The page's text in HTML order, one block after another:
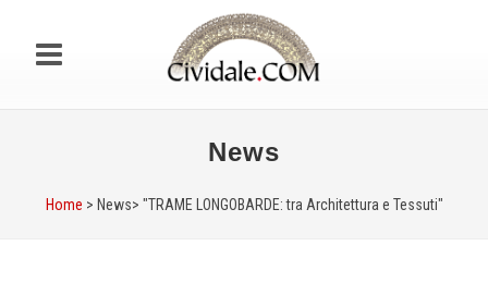
News
Home > News> "TRAME LONGOBARDE: tra Architettura e Tessuti"